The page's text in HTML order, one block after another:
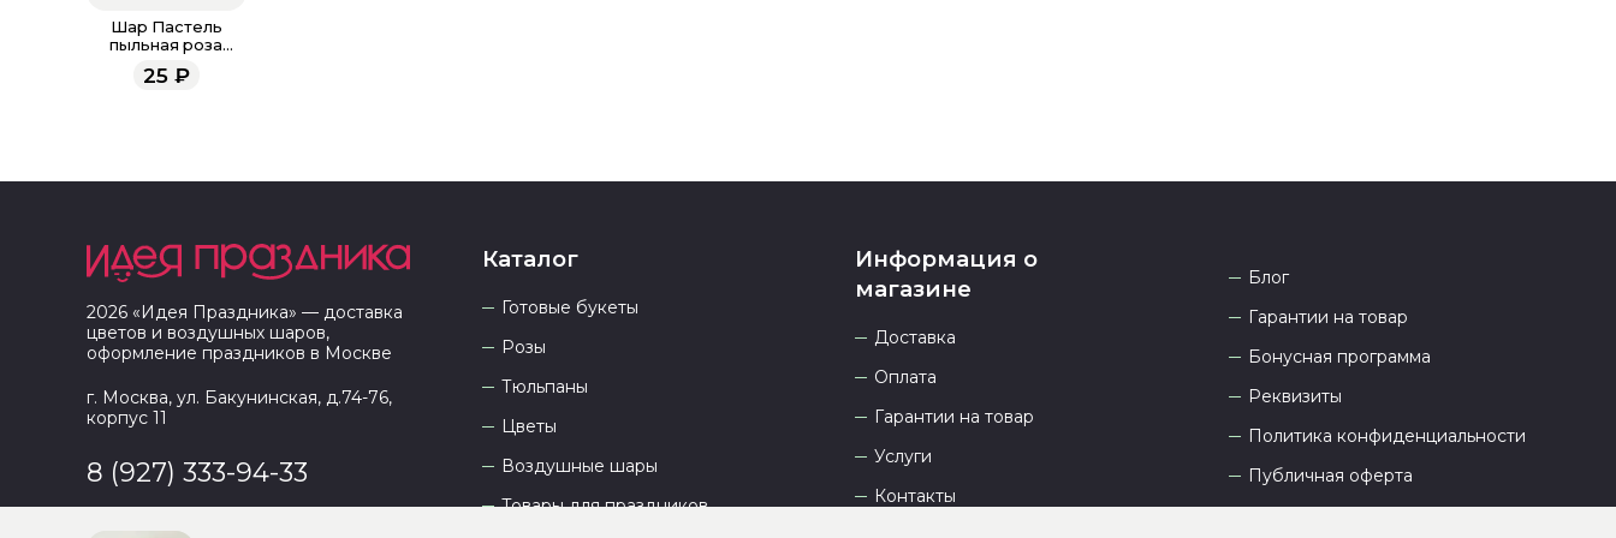
Шар Пастель
пыльная роза
ретро 30 см
25₽
2026 «Идея Праздника» — доставка
цветов и воздушных шаров,
оформление праздников в Москве
г. Москва, ул. Бакунинская, д.74-76,
корпус 11
8 (927) 333-94-33
Каталог
Готовые букеты
Розы
Тюльпаны
Цветы
Воздушные шары
Товары для праздников
Информация о
магазине
Доставка
Оплата
Гарантии на товар
Услуги
Контакты
Блог
Гарантии на товар
Бонусная программа
Реквизиты
Политика конфиденциальности
Публичная оферта